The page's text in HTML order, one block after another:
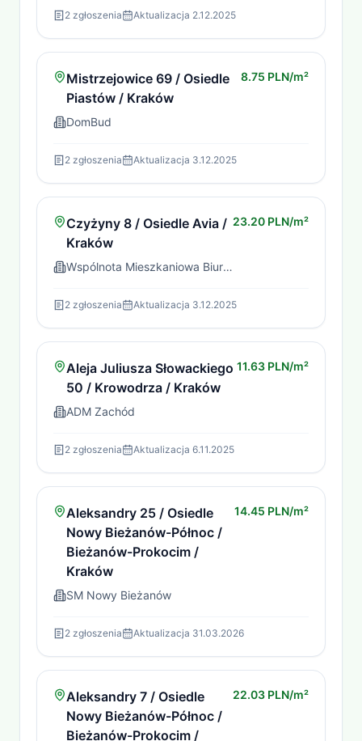
2 zgłoszenia Aktualizacja 2.12.2025
Mistrzejowice 69 / Osiedle
Piastów / Kraków
DomBud
8.75 PLN/m²
2 zgłoszenia Aktualizacja 3.12.2025
Czyżyny 8 / Osiedle Avia /
Kraków
Wspólnota Mieszkaniowa Biuro Szczurek-Wójciak
23.20 PLN/m²
2 zgłoszenia Aktualizacja 3.12.2025
Aleja Juliusza Słowackiego
50 / Krowodrza / Kraków
ADM Zachód
11.63 PLN/m²
2 zgłoszenia Aktualizacja 6.11.2025
Aleksandry 25 / Osiedle
Nowy Bieżanów-Północ /
Bieżanów-Prokocim /
Kraków
SM Nowy Bieżanów
14.45 PLN/m²
2 zgłoszenia Aktualizacja 31.03.2026
Aleksandry 7 / Osiedle
Nowy Bieżanów-Północ /
Bieżanów-Prokocim /
22.03 PLN/m²